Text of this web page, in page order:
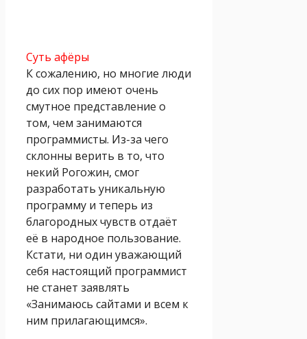
Суть афёры
К сожалению, но многие люди
до сих пор имеют очень
смутное представление о
том, чем занимаются
программисты. Из-за чего
склонны верить в то, что
некий Рогожин, смог
разработать уникальную
программу и теперь из
благородных чувств отдаёт
её в народное пользование.
Кстати, ни один уважающий
себя настоящий программист
не станет заявлять
«Занимаюсь сайтами и всем к
ним прилагающимся».